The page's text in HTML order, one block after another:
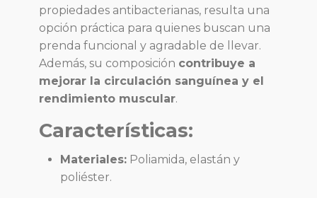
propiedades antibacterianas, resulta una
opción práctica para quienes buscan una
prenda funcional y agradable de llevar.
Además, su composición contribuye a
mejorar la circulación sanguínea y el
rendimiento muscular.
Características:
Materiales: Poliamida, elastán y
poliéster.